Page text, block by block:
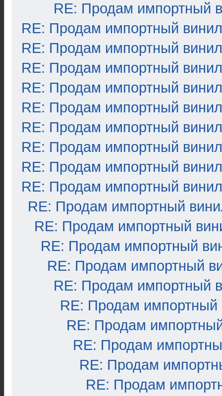
RE: Продам импортный
RE: Продам импортный винил
RE: Продам импортный винил
RE: Продам импортный винил
RE: Продам импортный винил
RE: Продам импортный винил
RE: Продам импортный винил
RE: Продам импортный винил
RE: Продам импортный винил
RE: Продам импортный винил
RE: Продам импортный
RE: Продам импортный
RE: Продам импортный
RE: Продам импортный
RE: Продам импортный
RE: Продам импортный
RE: Продам
RE: Продам
RE: Продам
RE: Продам